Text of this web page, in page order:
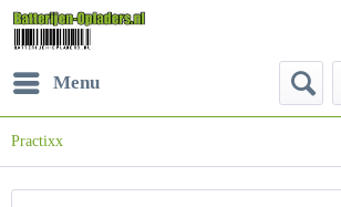
Menu
Practixx